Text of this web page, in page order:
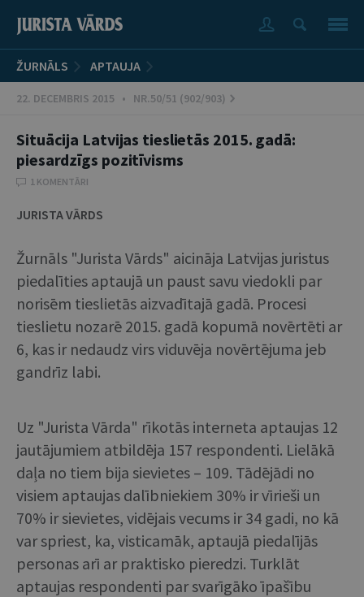
ŽURNĀLS APTAUJA
22. DECEMBRIS 2015 • NR.50/51 (902/903)
Situācija Latvijas tieslietās 2015. gadā:
piesardzīgs pozitīvisms
1 KOMENTĀRI
JURISTA VĀRDS
Žurnāls "Jurista Vārds" aicināja Latvijas juristus
piedalīties aptaujā un paust savu viedokli par
norisēm tieslietās aizvadītajā gadā. Procesi
tieslietu nozarē 2015. gadā kopumā novērtēti ar
6, kas ir nedaudz virs viduvēja novērtējuma jeb
gandrīz labi.
Uz "Jurista Vārda" rīkotās interneta aptaujas 12
jautājumiem atbildēja 157 respondenti. Lielākā
daļa no tiem bija sievietes – 109. Tādējādi no
visiem aptaujas dalībniekiem 30% ir vīrieši un
70% ir sievietes, vidējais vecums ir 34 gadi, no kā
var spriest, ka, visticamāk, aptaujā piedalījās
personas arī ar praktisko pieredzi. Turklāt
aptaujas respondenti par svarīgāko īpašību